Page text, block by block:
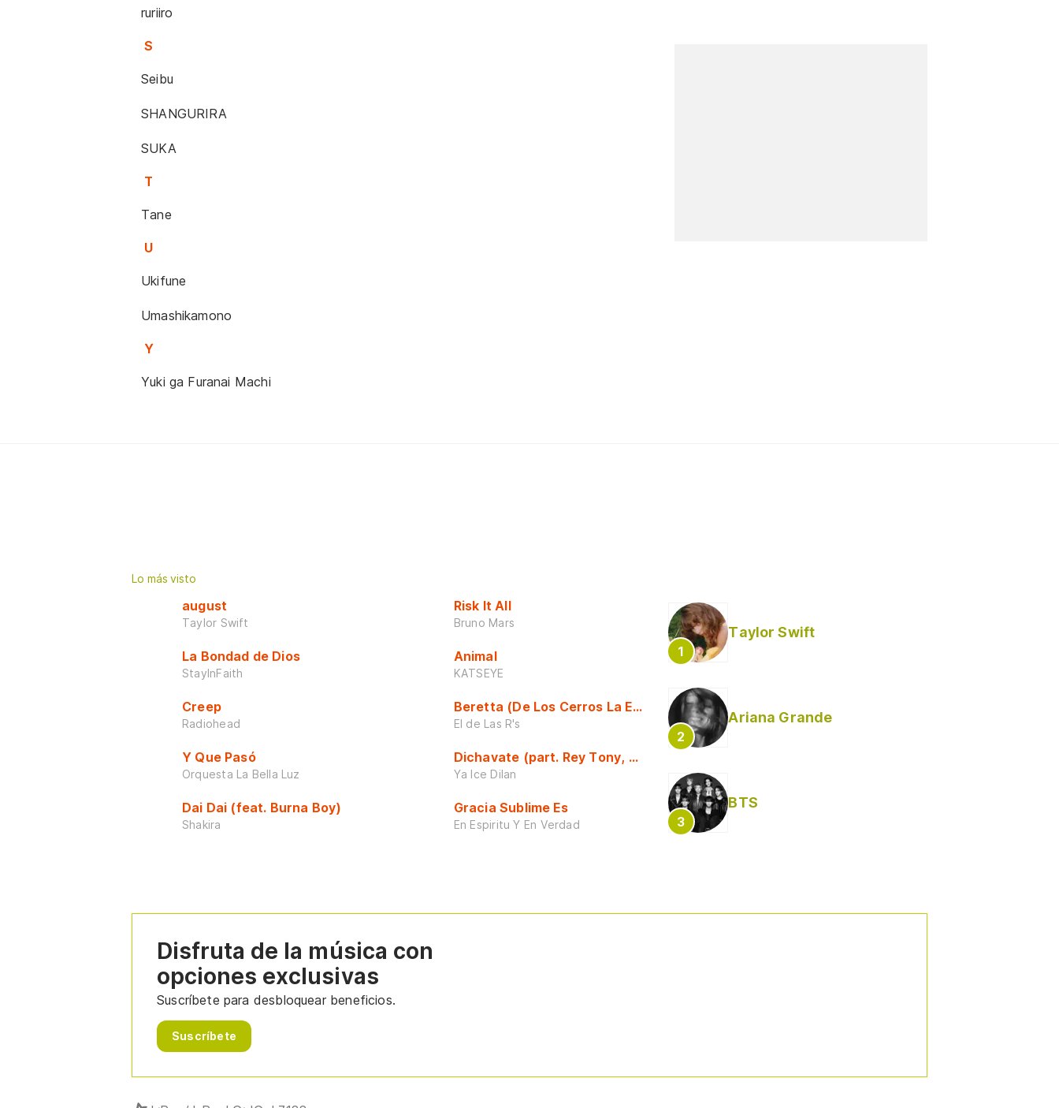
ruriiro
S
Seibu
SHANGURIRA
SUKA
T
Tane
U
Ukifune
Umashikamono
Y
Yuki ga Furanai Machi
Lo más visto
august
Taylor Swift
La Bondad de Dios
StayInFaith
Creep
Radiohead
Y Que Pasó
Orquesta La Bella Luz
Dai Dai (feat. Burna Boy)
Shakira
Risk It All
Bruno Mars
Animal
KATSEYE
Beretta (De Los Cerros La Escuela)
El de Las R's
Dichavate (part. Rey Tony, Dj Honda y Helabusador) [explícita]
Ya Ice Dilan
Gracia Sublime Es
En Espiritu Y En Verdad
Taylor Swift
Ariana Grande
BTS
Disfruta de la música con
opciones exclusivas
Suscríbete para desbloquear beneficios.
Suscríbete